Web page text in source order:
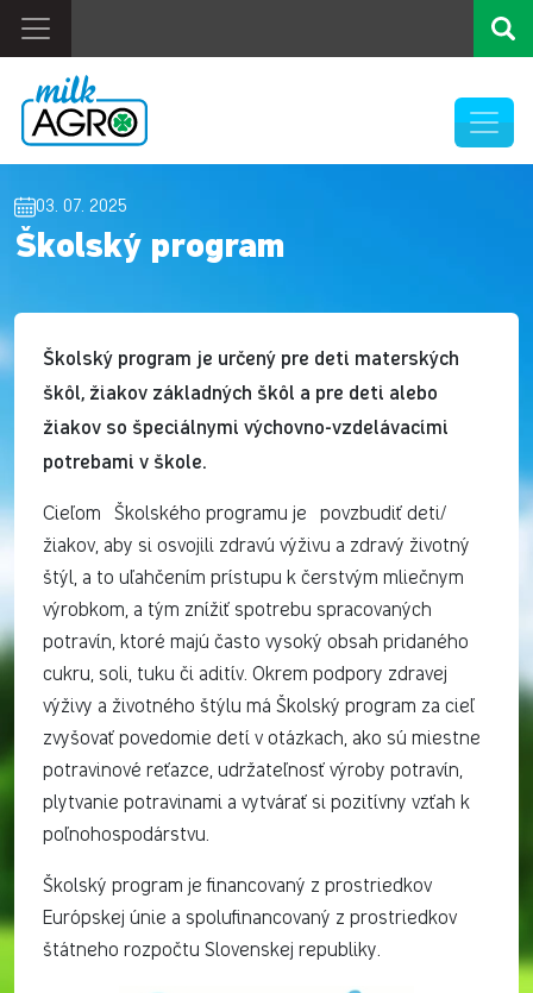
03. 07. 2025
Školský program
Školský program je určený pre deti materských
škôl, žiakov základných škôl a pre deti alebo
žiakov so špeciálnymi výchovno-vzdelávacími
potrebami v škole.
Cieľom Školského programu je povzbudiť deti/
žiakov, aby si osvojili zdravú výživu a zdravý životný
štýl, a to uľahčením prístupu k čerstvým mliečnym
výrobkom, a tým znížiť spotrebu spracovaných
potravín, ktoré majú často vysoký obsah pridaného
cukru, soli, tuku či aditív. Okrem podpory zdravej
výživy a životného štýlu má Školský program za cieľ
zvyšovať povedomie detí v otázkach, ako sú miestne
potravinové reťazce, udržateľnosť výroby potravín,
plytvanie potravinami a vytvárať si pozitívny vzťah k
poľnohospodárstvu.
Školský program je financovaný z prostriedkov
Európskej únie a spolufinancovaný z prostriedkov
štátneho rozpočtu Slovenskej republiky.